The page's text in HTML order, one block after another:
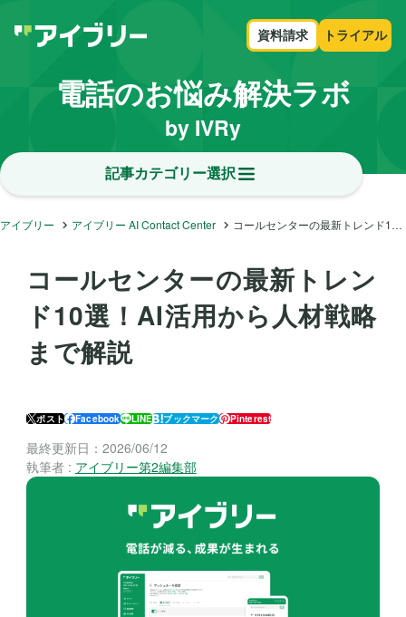
資料請求 トライアル
電話のお悩み解決ラボ
by IVRy
記事カテゴリー選択
アイブリー アイブリー AI Contact Center コールセンターの最新トレンド10選！AI活用から人材戦略まで解説
コールセンターの最新トレン
ド10選！AI活用から人材戦略
まで解説
ポスト Facebook LINE ブックマーク Pinterest
最終更新日： 2026/06/12
執筆者 : アイブリー第2編集部